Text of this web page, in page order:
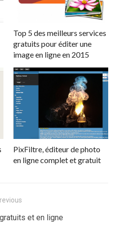
Top 5 des meilleurs services
gratuits pour éditer une
image en ligne en 2015
PixFiltre, éditeur de photo
en ligne complet et gratuit
et en ligne